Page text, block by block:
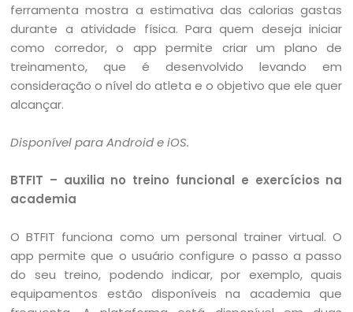
ferramenta mostra a estimativa das calorias gastas
durante a atividade física. Para quem deseja iniciar
como corredor, o app permite criar um plano de
treinamento, que é desenvolvido levando em
consideração o nível do atleta e o objetivo que ele quer
alcançar.
Disponível para Android e iOS.
BTFIT – auxilia no treino funcional e exercícios na
academia
O BTFIT funciona como um personal trainer virtual. O
app permite que o usuário configure o passo a passo
do seu treino, podendo indicar, por exemplo, quais
equipamentos estão disponíveis na academia que